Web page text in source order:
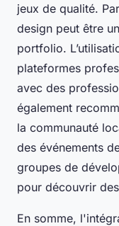
jeux de qualité.
design peut être
portfolio.
plateformes
avec des
également
la communauté
des événements
groupes de
pour découvrir
En somme,